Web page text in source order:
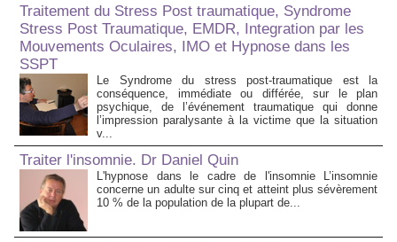
Traitement du Stress Post traumatique, Syndrome
Stress Post Traumatique, EMDR, Integration par les
Mouvements Oculaires, IMO et Hypnose dans les
SSPT
Le Syndrome du stress post-traumatique est la
conséquence, immédiate ou différée, sur le plan
psychique, de l’événement traumatique qui donne
l’impression paralysante à la victime que la situation
v...
Traiter l'insomnie. Dr Daniel Quin
L'hypnose dans le cadre de l'insomnie L’insomnie
concerne un adulte sur cinq et atteint plus sévèrement
10 % de la population de la plupart de...